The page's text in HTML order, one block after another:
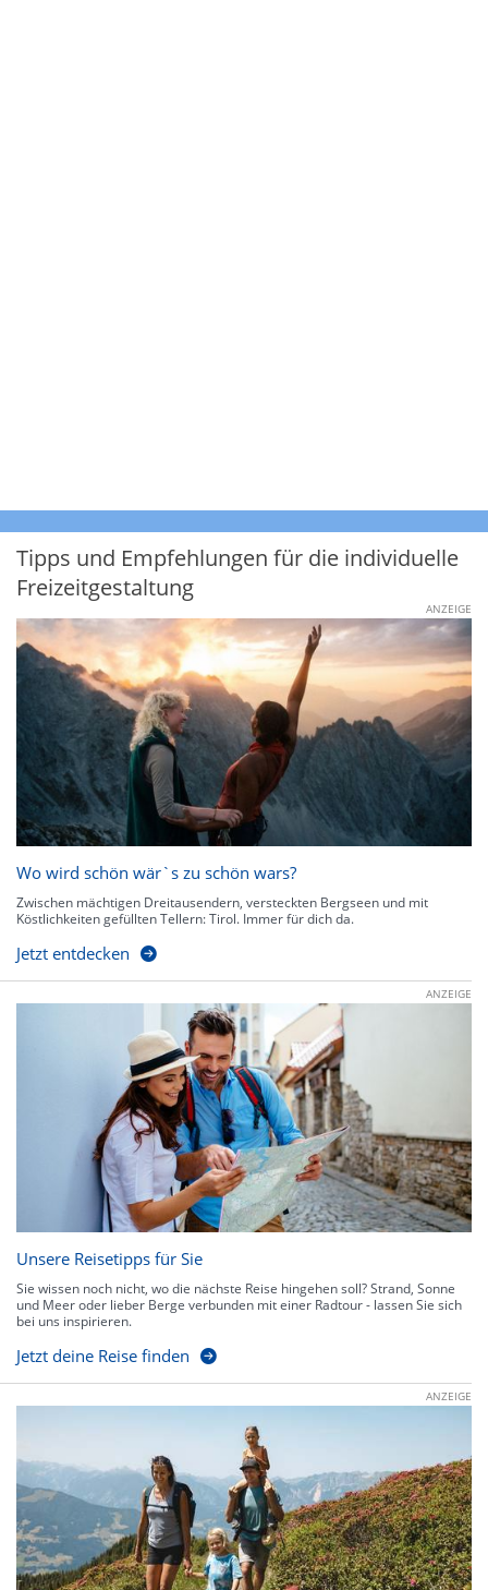
Tipps und Empfehlungen für die individuelle
Freizeitgestaltung
ANZEIGE
Wo wird schön wär`s zu schön wars?
Zwischen mächtigen Dreitausendern, versteckten Bergseen und mit
Köstlichkeiten gefüllten Tellern: Tirol. Immer für dich da.
Jetzt entdecken
ANZEIGE
Unsere Reisetipps für Sie
Sie wissen noch nicht, wo die nächste Reise hingehen soll? Strand, Sonne
und Meer oder lieber Berge verbunden mit einer Radtour - lassen Sie sich
bei uns inspirieren.
Jetzt deine Reise finden
ANZEIGE